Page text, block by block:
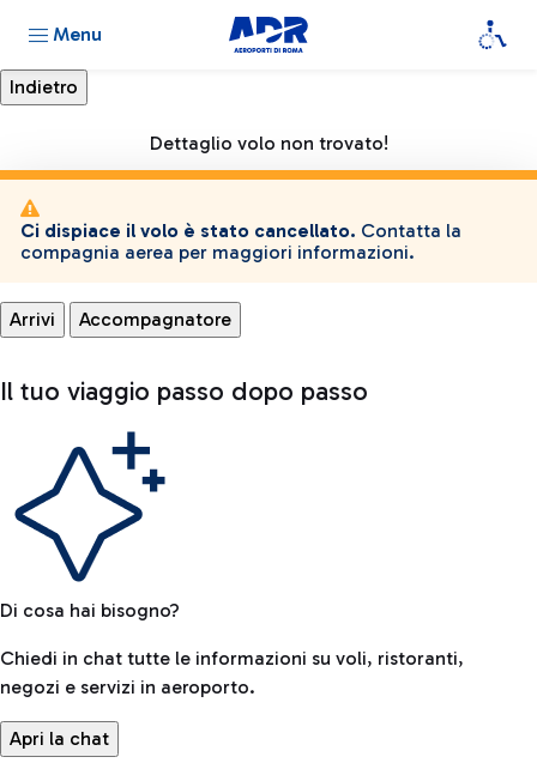
Menu
Dettaglio volo non trovato!
Ci dispiace il volo è stato cancellato. Contatta la
compagnia aerea per maggiori informazioni.
Arrivi Accompagnatore
Il tuo viaggio passo dopo passo
Di cosa hai bisogno?
Chiedi in chat tutte le informazioni su voli, ristoranti,
negozi e servizi in aeroporto.
Apri la chat